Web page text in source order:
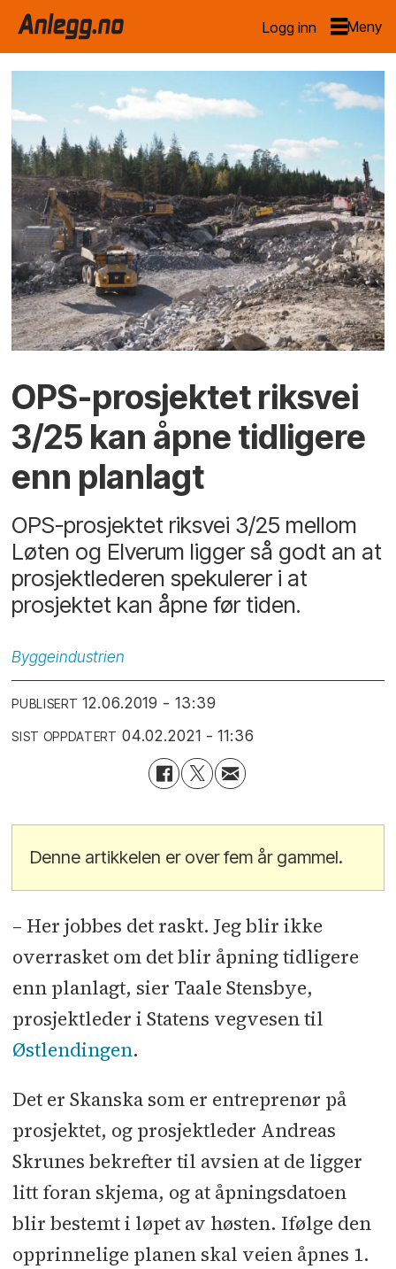
Logg inn
OPS-prosjektet riksvei
3/25 kan åpne tidligere
enn planlagt
OPS-prosjektet riksvei 3/25 mellom
Løten og Elverum ligger så godt an at
prosjektlederen spekulerer i at
prosjektet kan åpne før tiden.
Byggeindustrien
PUBLISERT 12.06.2019 - 13:39
SIST OPPDATERT 04.02.2021 - 11:36
Denne artikkelen er over fem år gammel.
– Her jobbes det raskt. Jeg blir ikke
overrasket om det blir åpning tidligere
enn planlagt, sier Taale Stensbye,
prosjektleder i Statens vegvesen til
Østlendingen.
Det er Skanska som er entreprenør på
prosjektet, og prosjektleder Andreas
Skrunes bekrefter til avsien at de ligger
litt foran skjema, og at åpningsdatoen
blir bestemt i løpet av høsten. Ifølge den
opprinnelige planen skal veien åpnes 1.